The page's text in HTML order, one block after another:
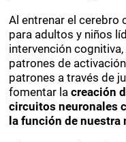
Al entrenar el cerebro
para adultos y niños
intervención
patrones de
patrones a través de
fomentar lacreación
circuitos neuronales
la función de nuestra